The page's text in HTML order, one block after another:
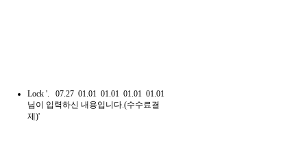
01.01
01.01
01.01
01.01
07.27
Lock '.
님이 입력하신 내용입니다.(수수료결
제)'